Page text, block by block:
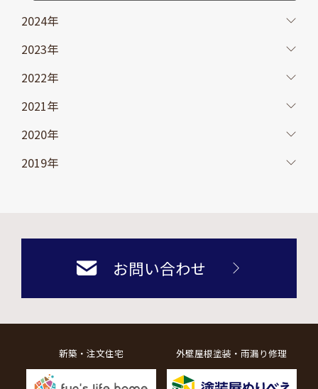
2024年
2023年
2022年
2021年
2020年
2019年
お問い合わせ
新築・注文住宅 外壁屋根塗装・雨漏り修理